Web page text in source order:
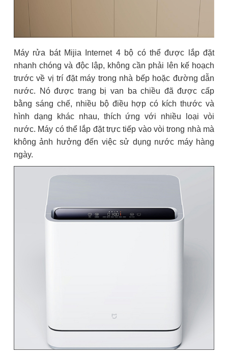
Máy rửa bát Mijia Internet 4 bộ có thể được lắp đặt
nhanh chóng và độc lập, không cần phải lên kế hoạch
trước về vị trí đặt máy trong nhà bếp hoặc đường dẫn
nước. Nó được trang bị van ba chiều đã được cấp
bằng sáng chế, nhiều bộ điều hợp có kích thước và
hình dạng khác nhau, thích ứng với nhiều loại vòi
nước. Máy có thể lắp đặt trực tiếp vào vòi trong nhà mà
không ảnh hưởng đến việc sử dụng nước máy hàng
ngày.